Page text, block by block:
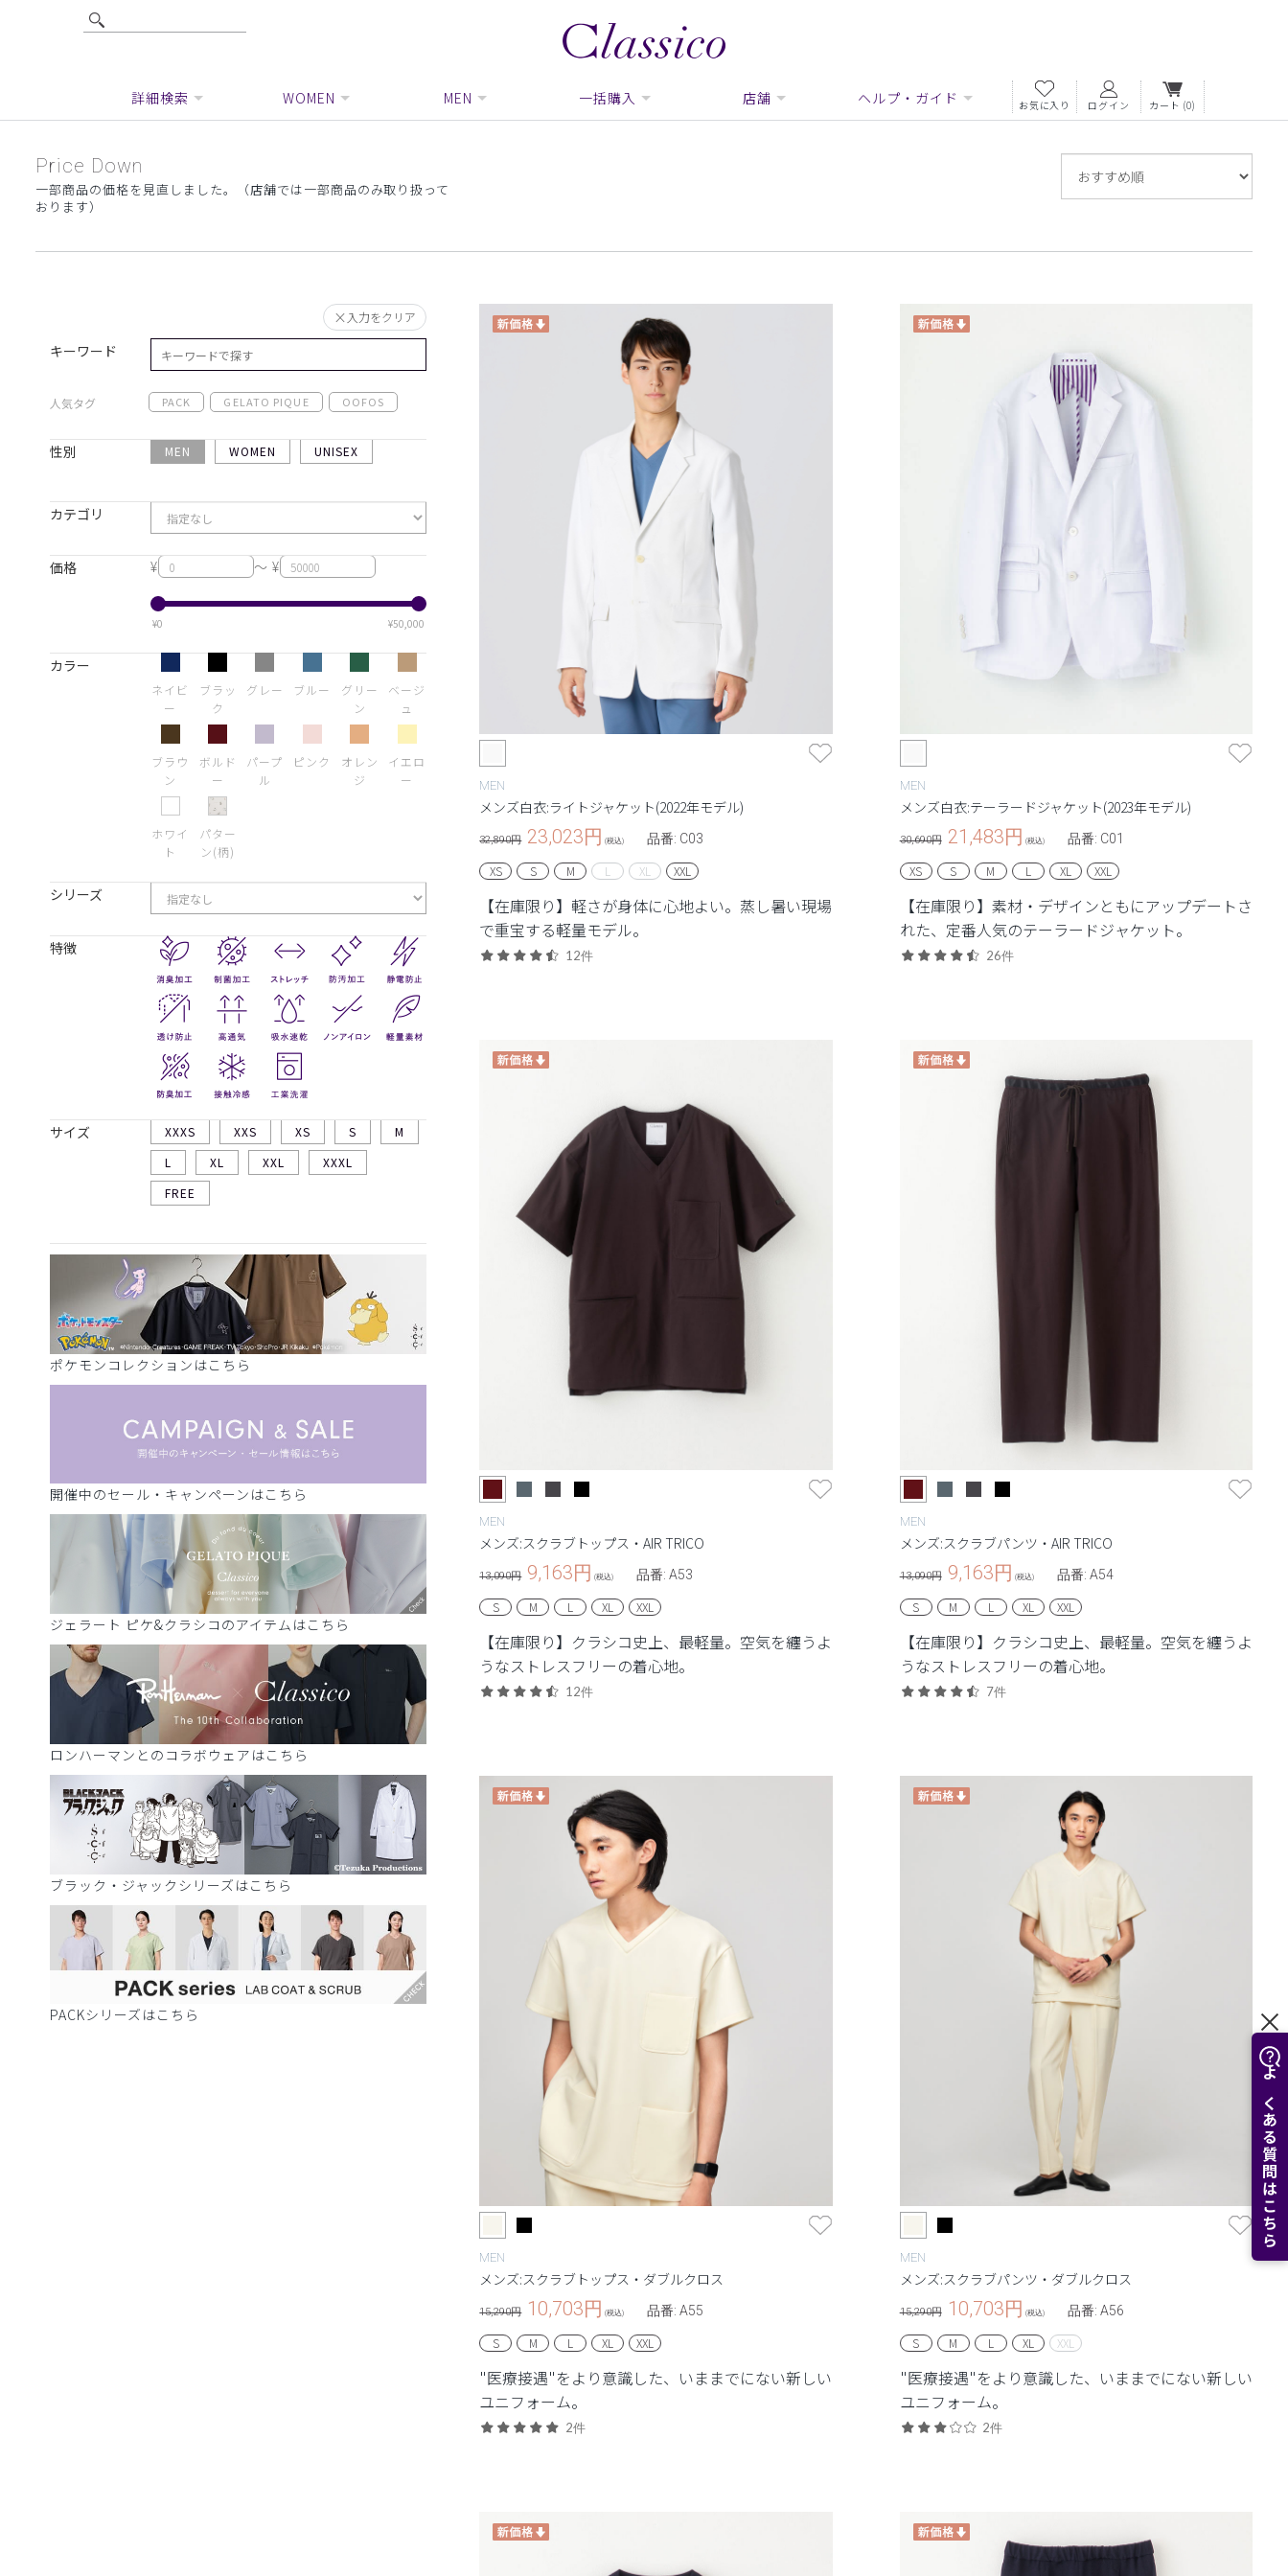
よくある質問はこちら
詳細検索 WOMEN MEN 一括購入 店舗 ヘルプ・ガイド お気に入り ログイン カート (0)
Price Down
一部商品の価格を見直しました。（店舗では一部商品のみ取り扱って
おります）
替
入力をクリア
キーワード
人気タグ PACK GELATO PIQUE OOFOS
性別 MEN WOMEN UNISEX
カテゴリ
価格 ¥ ～ ¥
¥0 ¥50,000
カラー
ネイビ
ー
ブラッ
ク
グレー ブルー
グリー
ン
ベージ
ュ
ブラウ
ン
ボルド
ー
パープ
ル
ピンク
オレン
ジ
イエロ
ー
ホワイ
ト
パター
ン(柄)
シリーズ
特徴
サイズ XXXS XXS XS S
M
L
XL XXL
XXXL
FREE
ポケモンコレクションはこちら
開催中のセール・キャンペーンはこちら
ジェラート ピケ&クラシコのアイテムはこちら
ロンハーマンとのコラボウェアはこちら
ブラック・ジャックシリーズはこちら
PACKシリーズはこちら
MEN
メンズ白衣:ライトジャケット(2022年モデル)
32,890円 23,023円 (税込) 品番: C03
XS S M L XL XXL
【在庫限り】軽さが身体に心地よい。蒸し暑い現場
で重宝する軽量モデル。
12件
MEN
メンズ白衣:テーラードジャケット(2023年モデル)
30,690円 21,483円 (税込) 品番: C01
XS S M L XL XXL
【在庫限り】素材・デザインともにアップデートさ
れた、定番人気のテーラードジャケット。
26件
MEN
メンズ:スクラブトップス・AIR TRICO
13,090円 9,163円 (税込) 品番: A53
S M L XL XXL
【在庫限り】クラシコ史上、最軽量。空気を纏うよ
うなストレスフリーの着心地。
12件
MEN
メンズ:スクラブパンツ・AIR TRICO
13,090円 9,163円 (税込) 品番: A54
S M L XL XXL
【在庫限り】クラシコ史上、最軽量。空気を纏うよ
うなストレスフリーの着心地。
7件
MEN
メンズ:スクラブトップス・ダブルクロス
15,290円 10,703円 (税込) 品番: A55
S M L XL XXL
"医療接遇"をより意識した、いままでにない新しい
ユニフォーム。
2件
MEN
メンズ:スクラブパンツ・ダブルクロス
15,290円 10,703円 (税込) 品番: A56
S M L XL XXL
"医療接遇"をより意識した、いままでにない新しい
ユニフォーム。
2件